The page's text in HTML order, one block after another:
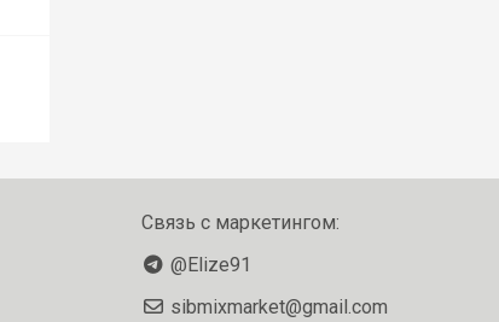
Связь с маркетингом:
@Elize91
sibmixmarket@gmail.com